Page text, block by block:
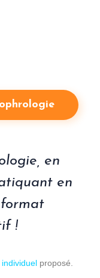
en
en
!
individuel proposé.